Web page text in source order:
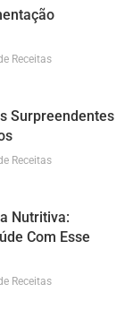
Receitas
Surpreendentes
Receitas
Nutritiva:
Com Esse
Receitas